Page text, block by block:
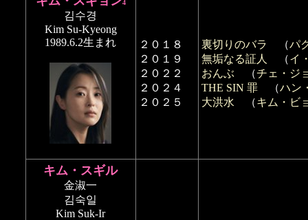
4
김수경
Kim Su-Kyeong
1989.6.2生まれ
２０１８
２０１９
２０２２
２０２４
２０２５
裏切りのバラ （パ
無垢なる証人
（イ
おんぶ （チェ・ジ
THE SIN 罪 （ハン
大洪水 （キム・ビ
キム・スギル
金淑一
김숙일
Kim Suk-Ir